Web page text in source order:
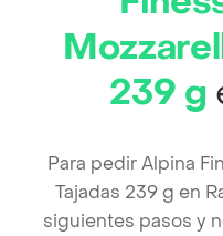
239 g
Para pedir Alpina
Tajadas 239 g en
siguientes pasos y